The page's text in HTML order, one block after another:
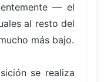
— el
al resto del
más bajo.
se realiza